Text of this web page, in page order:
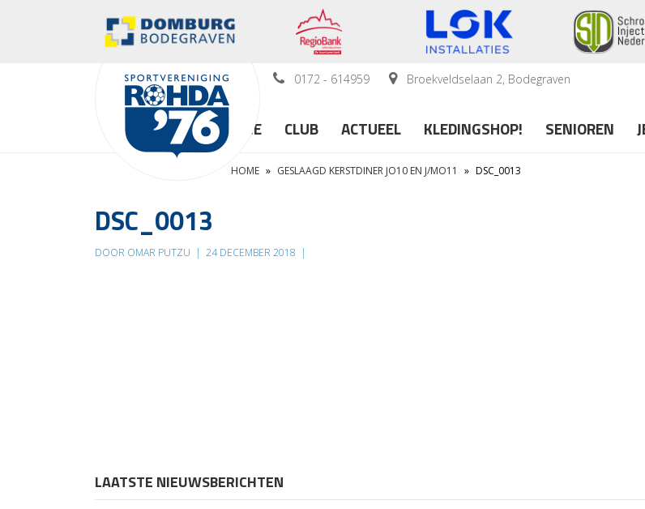
0172 - 614959 Broekveldselaan 2, Bodegraven
HOME CLUB ACTUEEL KLEDINGSHOP! SENIOREN
HOME » GESLAAGD KERSTDINER JO10 EN J/MO11 » DSC_0013
DSC_0013
DOOR OMAR PUTZU | 24 DECEMBER 2018 |
LAATSTE NIEUWSBERICHTEN